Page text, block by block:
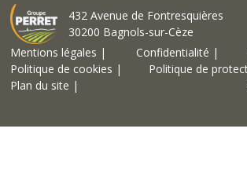
432 Avenue de Fontresquières
30200 Bagnols-sur-Cèze
Mentions légales |
Confidentialité |
Politique de cookies |
Politique de
Plan du site |